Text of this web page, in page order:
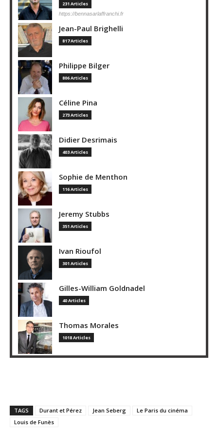
231 Articles
https://bennasarlaffranchi.fr
Jean-Paul Brighelli
817 Articles
Philippe Bilger
806 Articles
Céline Pina
273 Articles
Didier Desrimais
403 Articles
Sophie de Menthon
116 Articles
Jeremy Stubbs
351 Articles
Ivan Rioufol
301 Articles
Gilles-William Goldnadel
40 Articles
Thomas Morales
1018 Articles
TAGS Durant et Pérez Jean Seberg
Le Paris du cinéma
Louis de Funès